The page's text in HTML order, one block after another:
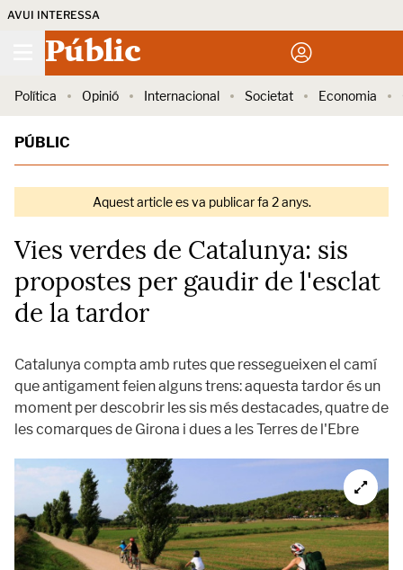
AVUI INTERESSA
Públic
Política Opinió Internacional Societat Economia
PÚBLIC
Aquest article es va publicar fa 2 anys.
Vies verdes de Catalunya: sis
propostes per gaudir de l'esclat
de la tardor
Catalunya compta amb rutes que ressegueixen el camí
que antigament feien alguns trens: aquesta tardor és un
moment per descobrir les sis més destacades, quatre de
les comarques de Girona i dues a les Terres de l'Ebre